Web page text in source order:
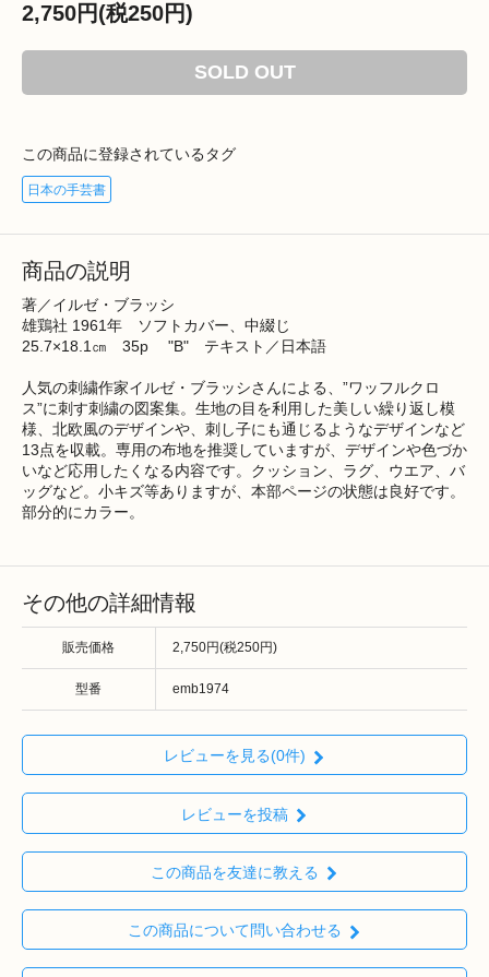
2,750円(税250円)
SOLD OUT
この商品に登録されているタグ
日本の手芸書
商品の説明
著／イルゼ・ブラッシ
雄鶏社 1961年 ソフトカバー、中綴じ
25.7×18.1㎝ 35p "B" テキスト／日本語
人気の刺繍作家イルゼ・ブラッシさんによる、”ワッフルクロ
ス”に刺す刺繍の図案集。生地の目を利用した美しい繰り返し模
様、北欧風のデザインや、刺し子にも通じるようなデザインなど
13点を収載。専用の布地を推奨していますが、デザインや色づか
いなど応用したくなる内容です。クッション、ラグ、ウエア、バ
ッグなど。小キズ等ありますが、本部ページの状態は良好です。
部分的にカラー。
その他の詳細情報
販売価格 2,750円(税250円)
型番 emb1974
レビューを見る(0件)
レビューを投稿
この商品を友達に教える
この商品について問い合わせる